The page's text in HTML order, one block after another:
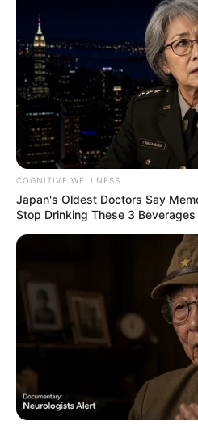
LIHAT
COGNITIVE WELLNESS
Japan's Oldest Doctors Say
Stop Drinking These 3 Beverages